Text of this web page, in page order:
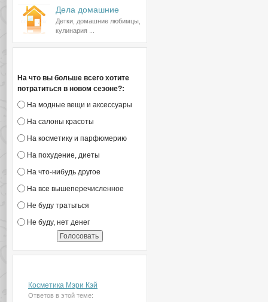
Дела домашние
Детки, домашние любимцы,
кулинария ...
На что вы больше всего хотите
потратиться в новом сезоне?:
На модные вещи и аксессуары
На салоны красоты
На косметику и парфюмерию
На похудение, диеты
На что-нибудь другое
На все вышеперечисленное
Не буду тратьться
Не буду, нет денег
Косметика Мэри Кэй
Ответов в этой теме: